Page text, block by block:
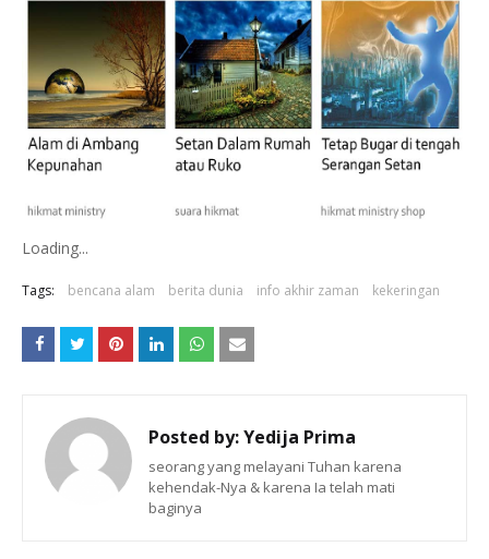
Loading...
Tags: bencana alam berita dunia info akhir zaman kekeringan
Posted by:Yedija Prima
seorang yang melayani Tuhan karena
kehendak-Nya & karena Ia telah mati
baginya